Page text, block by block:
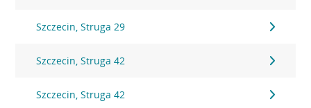
Szczecin, Struga 29
Szczecin, Struga 42
Szczecin, Struga 42